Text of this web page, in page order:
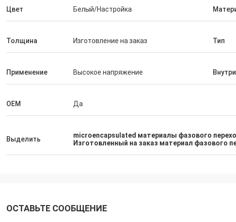
Лиевен
Охлаждая пусковые площадки ПКМ
нормальные ПКМс, это большие.
удовлетворены, с
Цвет Белый/Настройка
Толщина Изготовление на заказ Тип
Применение Высокое напряжение
OEM Да
Выделить microencapsulated материалы фазового
Изготовленный на заказ материал фазового
ОСТАВЬТЕ СООБЩЕНИЕ